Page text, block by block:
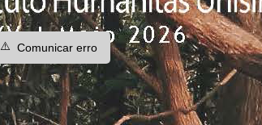
⚠️ Comunicar erro